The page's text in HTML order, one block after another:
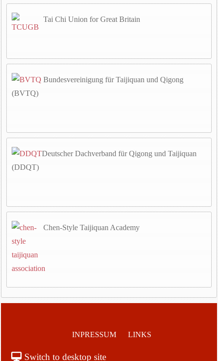
Tai Chi Union for Great Britain
Bundesvereinigung für Taijiquan und Qigong
(BVTQ)
Deutscher Dachverband für Qigong und Taijiquan
(DDQT)
Chen-Style Taijiquan Academy
INPRESSUM LINKS
Switch to desktop site